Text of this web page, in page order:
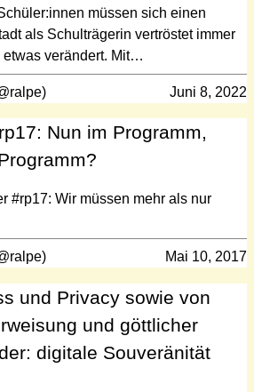
müssen sich einen
als Schulträgerin vertröstet immer
verändert. Mit…
Juni 8, 2022
Nun im Programm,
#rp17: Wir müssen mehr als nur
Mai 10, 2017
und Privacy sowie von
und göttlicher
digitale Souveränität